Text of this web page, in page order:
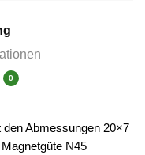
0
Abmessungen 20×7
N45